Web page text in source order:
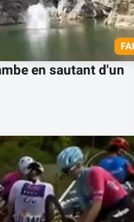
en sautant d'un